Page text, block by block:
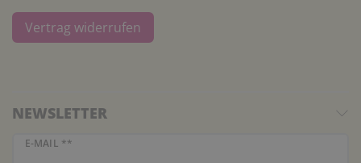
Vertrag widerrufen
NEWSLETTER
E-MAIL **
Newsletter Honig